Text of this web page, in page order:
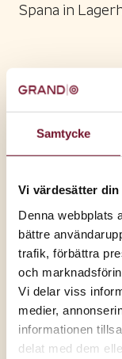
Samtycke
Vi värdesätter
Denna webbplats
bättre
trafik, förbättra
och
Vi delar viss
medier,
informationen
delat med dem
Spana in
Seniortisdagar
10%
rabatt för
under Grands